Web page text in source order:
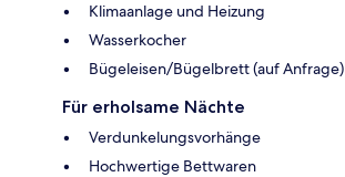
Klimaanlage und Heizung
Wasserkocher
Bügeleisen/Bügelbrett (auf Anfrage)
Für erholsame Nächte
Verdunkelungsvorhänge
Hochwertige Bettwaren